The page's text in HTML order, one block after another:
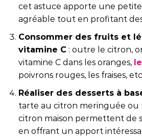
cet astuce apporte une
agréable tout en profitant
Consommer des fruits et
vitamine C: outre le citron,
vitamine C dans les oranges,
poivrons rouges, les fraises,
Réaliser des desserts à
tarte au citron meringuée ou
citron maison permettent de
en offrant un apport